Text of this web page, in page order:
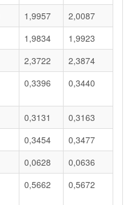
1,9957
2,0087
1,9834
1,9923
2,3722
2,3874
0,3396 0,3440
0,3131
0,3163
0,3454
0,3477
0,0628
0,0636
0,5662 0,5672